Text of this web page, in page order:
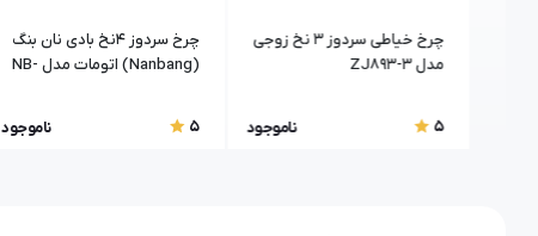
چرخ خیاطی سردوز ۳ نخ زوجی
مدل ZJ893-3
5 ناموجود
چرخ سردوز 4نخ بادی نان بنگ
(Nanbang) اتومات مدل NB-
5
ناموجود